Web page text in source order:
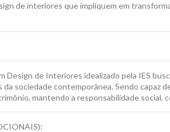
de interiores que impliquem em
Design de Interiores idealizado pela IES
sociedade contemporânea. Sendo capaz
mantendo a responsabilidade social,